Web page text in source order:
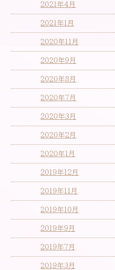
2021年4月
2021年1月
2020年11月
2020年9月
2020年8月
2020年7月
2020年3月
2020年2月
2020年1月
2019年12月
2019年11月
2019年10月
2019年9月
2019年7月
2019年3月